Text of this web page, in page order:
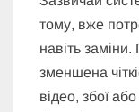
тому, вже
навіть
зменшена
відео, збої